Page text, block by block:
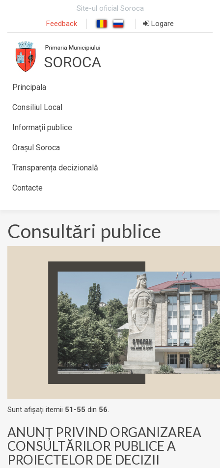
Site-ul oficial Soroca
Feedback
Logare
Principala
Consiliul Local
Informaţii publice
Orașul Soroca
Transparența decizională
Contacte
Consultări publice
Sunt afișați itemii 51-55 din 56
ANUNŢ PRIVIND ORGANIZAREA
CONSULTĂRILOR PUBLICE A
PROIECTELOR DE DECIZII